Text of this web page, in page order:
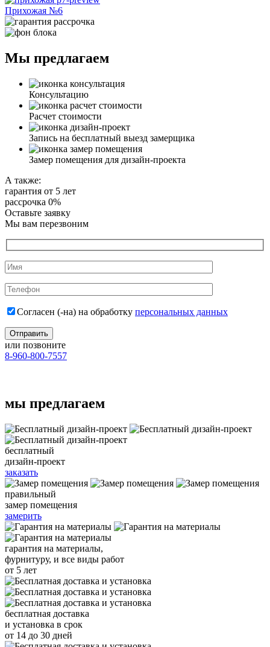
Прихожая №6
Мы предлагаем
Консультацию
Расчет стоимости
Запись на бесплатный выезд замерщика
Замер помещения для дизайн-проекта
А также:
гарантия от 5 лет
рассрочка 0%
Оставьте заявку
Мы вам перезвоним
Согласен (-на) на обработку персональных данных
или позвоните
8-960-800-7557
мы предлагаем
бесплатный
дизайн-проект
заказать
правильный
замер помещения
замерить
гарантия на материалы,
фурнитуру, и все виды работ
от 5 лет
бесплатная доставка
и установка в срок
от 14 до 30 дней